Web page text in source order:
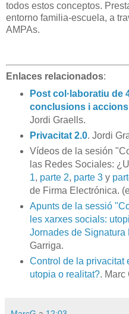
todos estos conceptos.
entorno familia-escuela, a
AMPAs.
Enlaces relacionados:
Post col·laboratiu de
conclusions i
Jordi Graells.
Privacitat 2.0. Jordi
Vídeos de la sesión
las Redes Sociales:
1, parte 2, parte 3y
de Firma Electrónica.
Apunts de la sessió
les xarxes socials:
Jornades de Signatura
Garriga.
Control de la privacitat
utopia o realitat?. Marc